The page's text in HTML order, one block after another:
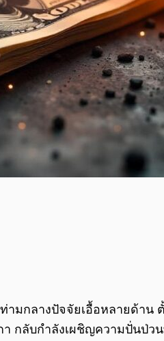
ามกลางปัจจัยเอื้อหลายด้า
า กลับกำลังเผชิญความปั่น